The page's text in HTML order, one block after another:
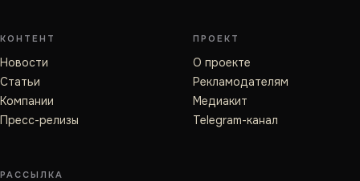
КОНТЕНТ
Новости
Статьи
Компании
Пресс-релизы
ПРОЕКТ
О проекте
Рекламодателям
Медиакит
Telegram-канал
РАССЫЛКА